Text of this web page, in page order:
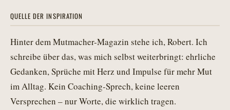
QUELLE DER INSPIRATION
Hinter dem Mutmacher-Magazin stehe ich, Robert. Ich
schreibe über das, was mich selbst weiterbringt: ehrliche
Gedanken, Sprüche mit Herz und Impulse für mehr Mut
im Alltag. Kein Coaching-Sprech, keine leeren
Versprechen – nur Worte, die wirklich tragen.